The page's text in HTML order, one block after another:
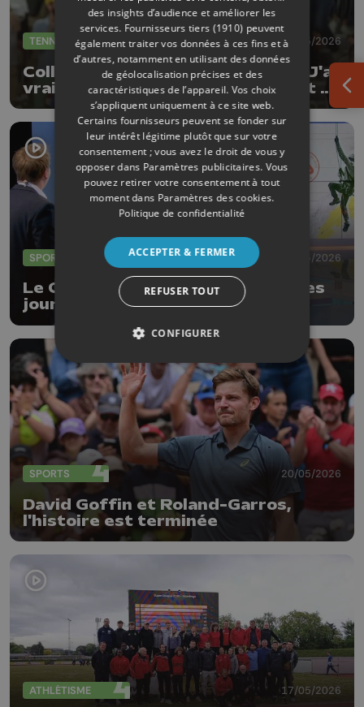
TENNIS 29/05/2026
Collignon vainqueur de Shelton: "J'ai
vraiment été très solide du début à
la fin"
SPORTS 28/05/2026
Le Club Alpin de Liège organise ses
journées portes ouvertes ce
SPORTS 20/05/2026
David Goffin et Roland-Garros,
l'histoire est terminée
ATHLÉTISME 17/05/2026
des insights d’audience et améliorer les
services. Fournisseurs tiers (1910) peuvent
également traiter vos données à ces fins et à
d’autres, notamment en utilisant des données
de géolocalisation précises et des
caractéristiques de l’appareil. Vos choix
s’appliquent uniquement à ce site web.
Certains fournisseurs peuvent se fonder sur
leur intérêt légitime plutôt que sur votre
consentement ; vous avez le droit de vous y
opposer dans Paramètres publicitaires. Vous
pouvez retirer votre consentement à tout
moment dans Paramètres des cookies.
Politique de confidentialité
ACCEPTER & FERMER
REFUSER TOUT
CONFIGURER